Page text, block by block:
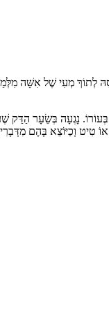
לְתוֹךְ מְעִי שֶׁל
נָגְעָה בְּשֵׂעָר
וְכַיּוֹצֵא בָּהֶם מִדְּבָרִים